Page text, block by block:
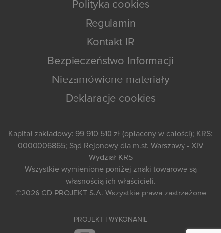
Polityka cookies
Regulamin
Kontakt IR
Bezpieczeństwo Informacji
Niezamówione materiały
Deklaracje cookies
Kapitał zakładowy: 99 910 510 zł (opłacony w całości); KRS:
0000006865; Sąd Rejonowy dla m.st. Warszawy - XIV
Wydział KRS
Wszystkie wymienione poniżej znaki towarowe są
własnością ich właścicieli.
©2026 CD PROJEKT S.A. Wszystkie prawa zastrzeżone
PROJEKT I WYKONANIE